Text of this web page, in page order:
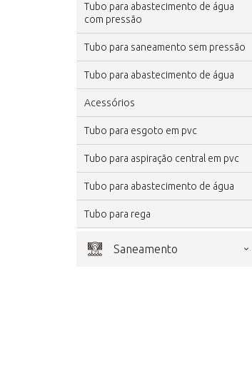
tubo para abastecimento de água
com pressão
tubo para saneamento sem pressão
tubo para abastecimento de água
acessórios
tubo para esgoto em pvc
tubo para aspiração central em pvc
tubo para abastecimento de água
tubo para rega
saneamento